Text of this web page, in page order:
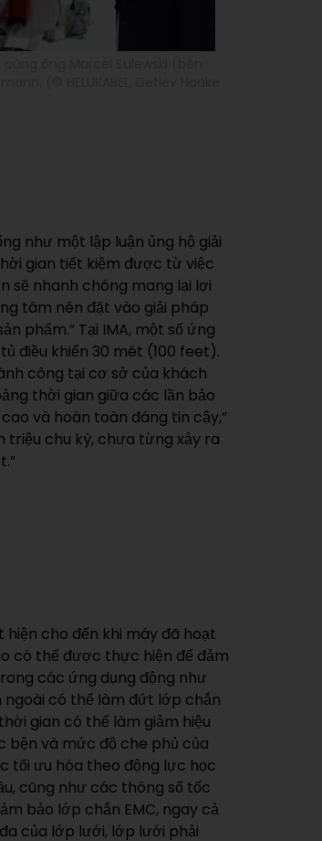
như một lập luận ủng hộ giải
gian tiết kiệm được từ việc
sẽ nhanh chóng mang lại lợi
tâm nên đặt vào giải pháp
phẩm.” Tại IMA, một số ứng
điều khiển 30 mét (100 feet).
công tại cơ sở của khách
thời gian giữa các lần bảo
và hoàn toàn đáng tin cậy,”
triệu chu kỳ, chưa từng xảy ra